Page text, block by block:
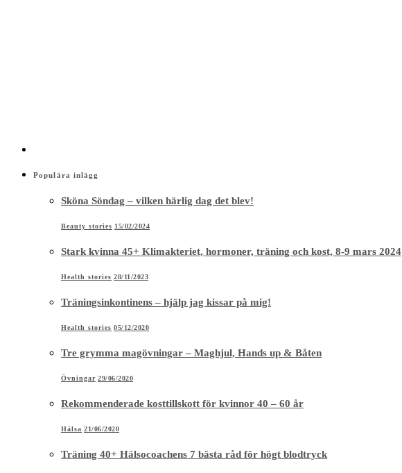
Populära inlägg
Sköna Söndag – vilken härlig dag det blev!
Beauty stories 15/02/2024
Stark kvinna 45+ Klimakteriet, hormoner, träning och kost, 8-9 mars 2024
Health stories 28/11/2023
Träningsinkontinens – hjälp jag kissar på mig!
Health stories 05/12/2020
Tre grymma magövningar – Maghjul, Hands up & Båten
Övningar 29/06/2020
Rekommenderade kosttillskott för kvinnor 40 – 60 år
Hälsa 21/06/2020
Träning 40+ Hälsocoachens 7 bästa råd för högt blodtryck